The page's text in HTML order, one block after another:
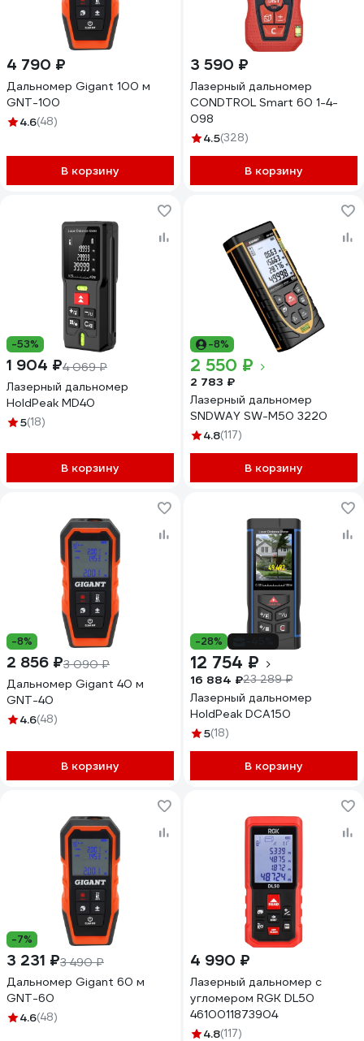
4 790 ₽
Дальномер Gigant 100 м
GNT-100
4.6(48)
В корзину
3 590 ₽
Лазерный дальномер
CONDTROL Smart 60 1-4-
098
4.5(328)
В корзину
-53%
1 904 ₽4 069 ₽
Лазерный дальномер
HoldPeak MD40
5(18)
В корзину
-8%
2 550 ₽
2 783 ₽
Лазерный дальномер
SNDWAY SW-M50 3220
4.8(117)
В корзину
-8%
2 856 ₽3 090 ₽
Дальномер Gigant 40 м
GNT-40
4.6(48)
В корзину
-28%
12 754 ₽
16 884 ₽23 289 ₽
Лазерный дальномер
HoldPeak DCA150
5(18)
В корзину
-7%
3 231 ₽3 490 ₽
Дальномер Gigant 60 м
GNT-60
4.6(48)
4 990 ₽
Лазерный дальномер с
угломером RGK DL50
4610011873904
4.8(117)